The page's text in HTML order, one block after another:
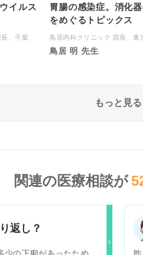
イルス
、千葉
胃腸の感染症。消化
をめぐるトピックス
鳥居内科クリニック 院長、東
鳥居 明 先生
もっと見る
関連の医療相談が
返し？
の下痢があったため、